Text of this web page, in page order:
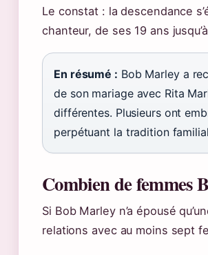
Le constat : la descendance
chanteur, de ses 19 ans
En résumé : Bob Marley a
de son mariage avec Rita
différentes. Plusieurs ont
perpétuant la tradition
Combien de femmes
Si Bob Marley n’a épousé
relations avec au moins sept